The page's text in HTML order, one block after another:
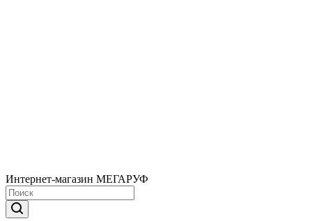
Интернет-магазин МЕГАРУФ